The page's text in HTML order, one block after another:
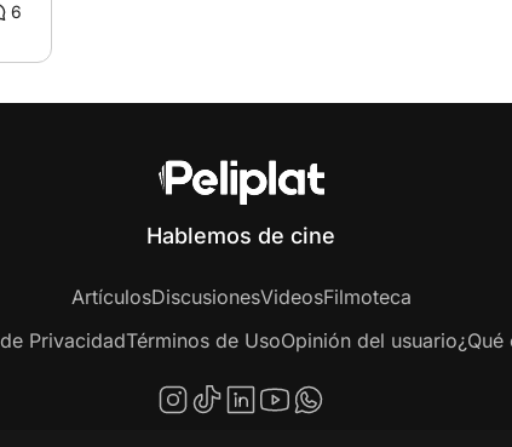
6
Hablemos de cine
ArtículosDiscusionesVideosFilmoteca
PrivacidadTérminos de UsoOpinión del usuario¿Qué